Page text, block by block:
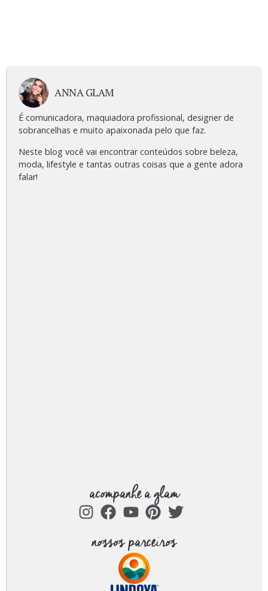
ANNA GLAM
É comunicadora, maquiadora profissional, designer de
sobrancelhas e muito apaixonada pelo que faz.
Neste blog você vai encontrar conteúdos sobre beleza,
moda, lifestyle e tantas outras coisas que a gente adora
falar!
acompanhe a glam
nossos parceiros